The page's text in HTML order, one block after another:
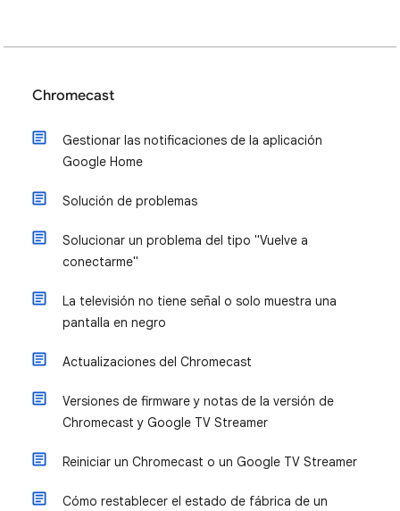
Chromecast
Gestionar las notificaciones de la aplicación
Google Home
Solución de problemas
Solucionar un problema del tipo "Vuelve a
conectarme"
La televisión no tiene señal o solo muestra una
pantalla en negro
Actualizaciones del Chromecast
Versiones de firmware y notas de la versión de
Chromecast y Google TV Streamer
Reiniciar un Chromecast o un Google TV Streamer
Cómo restablecer el estado de fábrica de un